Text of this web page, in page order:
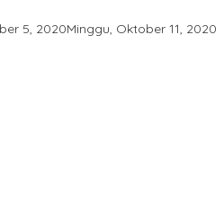
5, 2020Minggu, Oktober 11, 2020